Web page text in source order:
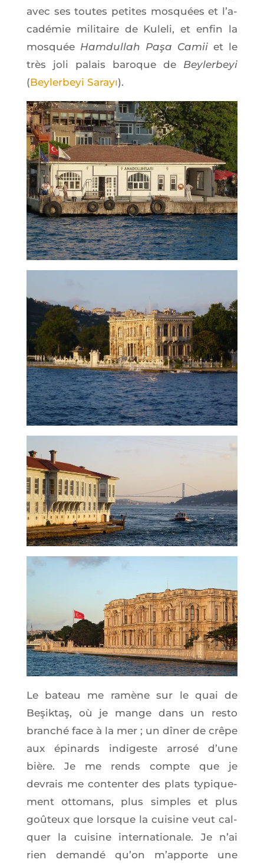
avec ses toutes petites mos­quées et l’a­
ca­dé­mie mili­taire de Kule­li, et enfin la
mos­quée Ham­dul­lah Paşa Camii et le
très joli palais baroque de Bey­ler­beyi
(Bey­ler­beyi Sarayı).
Le bateau me ramène sur le quai de
Beşik­taş, où je mange dans un res­to
bran­ché face à la mer ; un dîner de crêpe
aux épi­nards indi­geste arro­sé d’une
bière. Je me rends compte que je
devrais me conten­ter des plats typi­que­
ment otto­mans, plus simples et plus
goû­teux que lorsque la cui­sine veut cal­
quer la cui­sine inter­na­tio­nale. Je n’ai
rien deman­dé qu’on m’ap­porte une